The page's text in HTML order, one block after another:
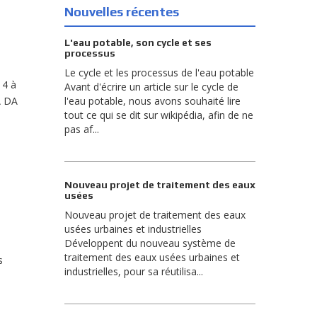
à
DA
Nouvelles récentes
L'eau potable, son cycle et ses
processus
Le cycle et les processus de l'eau potable
Avant d'écrire un article sur le cycle de
l'eau potable, nous avons souhaité lire
tout ce qui se dit sur wikipédia, afin de ne
pas af...
Nouveau projet de traitement des eaux
usées
Nouveau projet de traitement des eaux
usées urbaines et industrielles
Développent du nouveau système de
traitement des eaux usées urbaines et
industrielles, pour sa réutilisa...